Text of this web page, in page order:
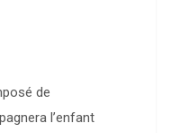
de
l’enfant